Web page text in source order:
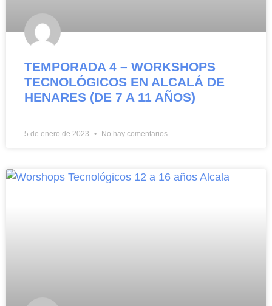
TEMPORADA 4 – WORKSHOPS
TECNOLÓGICOS EN ALCALÁ DE
HENARES (DE 7 A 11 AÑOS)
5 de enero de 2023 No hay comentarios